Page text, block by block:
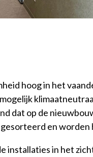
hoog in het
dat op de
en
installaties in het